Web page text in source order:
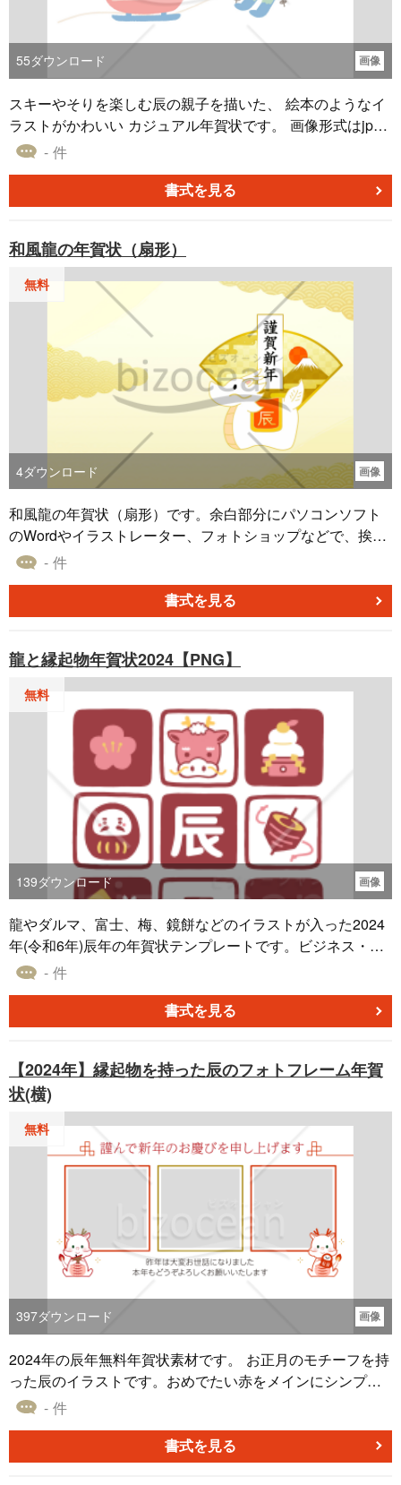
55ダウンロード 画像
スキーやそりを楽しむ辰の親子を描いた、 絵本のようなイ
ラストがかわいい カジュアル年賀状です。 画像形式はjp
g、解像度は300dpiです。 148×100mmのはがきサイズデザ
います。 どちらも無料ダウンロードしてご利用ください。
- 件
書式を見る
和風龍の年賀状（扇形）
無料
4ダウンロード 画像
和風龍の年賀状（扇形）です。余白部分にパソコンソフト
のWordやイラストレーター、フォトショップなどで、挨拶
文、郵便番号、ご住所、電話番号、名前などを入力してお
ライヤー、お店のチラシなどにも使用できるお正月、年末
年始、年賀状素材です。
- 件
書式を見る
龍と縁起物年賀状2024【PNG】
無料
139ダウンロード 画像
龍やダルマ、富士、梅、鏡餅などのイラストが入った2024
年(令和6年)辰年の年賀状テンプレートです。ビジネス・フ
ォーマルで使える和風なデザインの年賀状です。 こちらの
に印刷してご自由にお使い下さい。 縦向きデザインです。
（令和6年/辰年/たつ/龍/年賀状素材）
- 件
書式を見る
【2024年】縁起物を持った辰のフォトフレーム年賀
状(横)
無料
397ダウンロード 画像
2024年の辰年無料年賀状素材です。 お正月のモチーフを持
った辰のイラストです。おめでたい赤をメインにシンプル
で使いやすくしました。かわいいイラストで送りたい方、
写真を３枚入れられるタイプになります。 画像形式はpng
データ、解像度は350ppiになります。
- 件
書式を見る